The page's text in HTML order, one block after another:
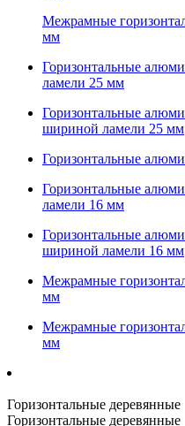
Межрамные
мм
Горизонтальные
ламели 25 мм
Горизонтальные
шириной ламели 25 мм
Горизонтальные
Горизонтальные
ламели 16 мм
Горизонтальные
шириной ламели 16 мм
Межрамные
мм
Межрамные
мм
Горизонтальные деревянные
Горизонтальные деревянные